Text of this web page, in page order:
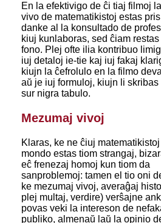
En la efektivigo de ĉi tiaj filmoj
vivo de matematikistoj estas
danke al la konsultado de
kiuj kunlaboras, sed ĉiam
fono. Plej ofte ilia kontribuo
iuj detaloj ie-tie kaj iuj fakaj
kiujn la ĉefrolulo en la filmo
aŭ je iuj formuloj, kiujn li skribas
sur nigra tabulo.
Mezumaj vivoj
Klaras, ke ne ĉiuj
mondo estas tiom strangaj,
eĉ frenezaj homoj kun tiom da
sanproblemoj: tamen el tio oni
ke mezumaj vivoj, averaĝaj
plej multaj, verdire) verŝajne
povas veki la intereson de
publiko, almenaŭ laŭ la opinio